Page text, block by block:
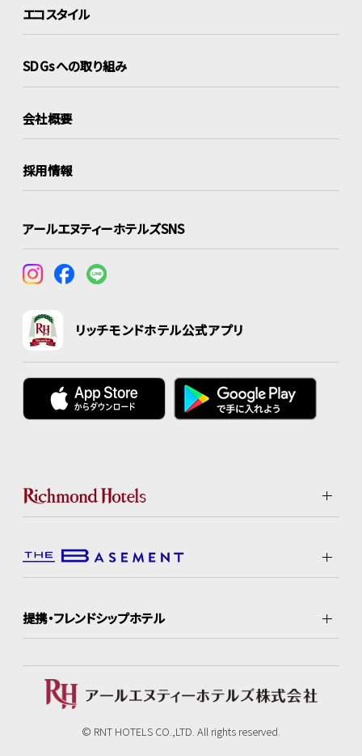
エコスタイル
SDGsへの取り組み
会社概要
採用情報
アールエヌティーホテルズSNS
リッチモンドホテル公式アプリ
提携・フレンドシップホテル
© RNT HOTELS CO.,LTD. All rights reserved.